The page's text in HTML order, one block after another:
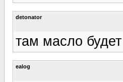
detonator
там масло будет
ealog